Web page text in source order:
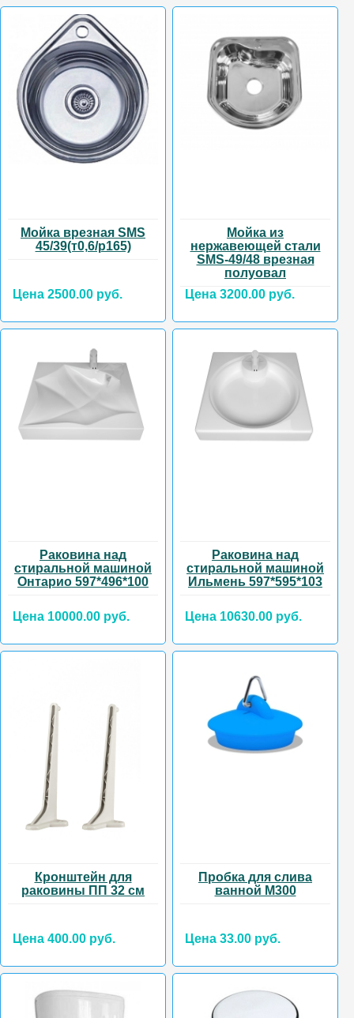
Мойка врезная SMS
45/39(т0,6/р165)
Цена 2500.00 руб.
Мойка из
нержавеющей стали
SMS-49/48 врезная
полуовал
Цена 3200.00 руб.
Раковина над
стиральной машиной
Онтарио 597*496*100
Цена 10000.00 руб.
Раковина над
стиральной машиной
Ильмень 597*595*103
Цена 10630.00 руб.
Кронштейн для
раковины ПП 32 см
Цена 400.00 руб.
Пробка для слива
ванной М300
Цена 33.00 руб.